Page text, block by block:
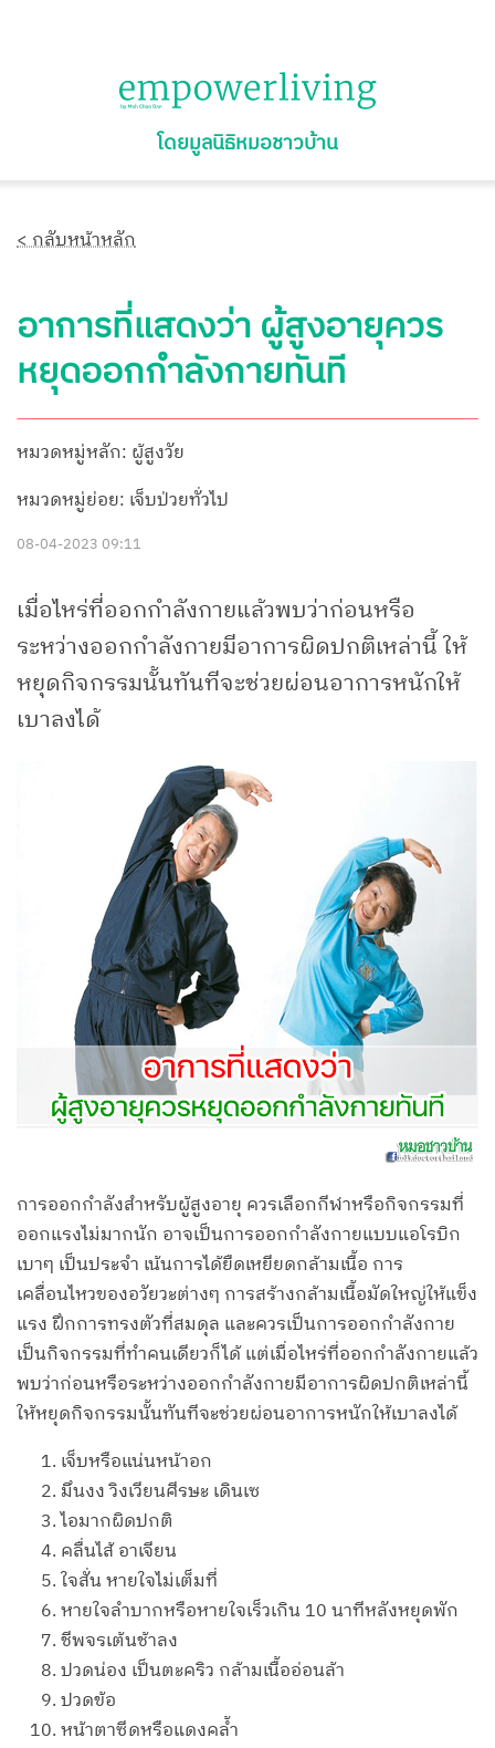
โดยมูลนิธิหมอชาวบ้าน
< กลับหน้าหลัก
อาการที่แสดงว่า ผู้สูงอายุควร
หยุดออกกำลังกายทันที
หมวดหมู่หลัก: ผู้สูงวัย
หมวดหมู่ย่อย: เจ็บป่วยทั่วไป
08-04-2023 09:11
เมื่อไหร่ที่ออกกำลังกายแล้วพบว่าก่อนหรือ
ระหว่างออกกำลังกายมีอาการผิดปกติเหล่านี้ ให้
หยุดกิจกรรมนั้นทันทีจะช่วยผ่อนอาการหนักให้
เบาลงได้
การออกกำลังสำหรับผู้สูงอายุ ควรเลือกกีฬาหรือกิจกรรมที่
ออกแรงไม่มากนัก อาจเป็นการออกกำลังกายแบบแอโรบิก
เบาๆ เป็นประจำ เน้นการได้ยืดเหยียดกล้ามเนื้อ การ
เคลื่อนไหวของอวัยวะต่างๆ การสร้างกล้ามเนื้อมัดใหญ่ให้แข็ง
แรง ฝึกการทรงตัวที่สมดุล และควรเป็นการออกกำลังกาย
เป็นกิจกรรมที่ทำคนเดียวก็ได้ แต่เมื่อไหร่ที่ออกกำลังกายแล้ว
พบว่าก่อนหรือระหว่างออกกำลังกายมีอาการผิดปกติเหล่านี้
ให้หยุดกิจกรรมนั้นทันทีจะช่วยผ่อนอาการหนักให้เบาลงได้
เจ็บหรือแน่นหน้าอก
มึนงง วิงเวียนศีรษะ เดินเซ
ไอมากผิดปกติ
คลื่นไส้ อาเจียน
ใจสั่น หายใจไม่เต็มที่
หายใจลำบากหรือหายใจเร็วเกิน 10 นาทีหลังหยุดพัก
ชีพจรเต้นช้าลง
ปวดน่อง เป็นตะคริว กล้ามเนื้ออ่อนล้า
ปวดข้อ
หน้าตาซีดหรือแดงคล้ำ